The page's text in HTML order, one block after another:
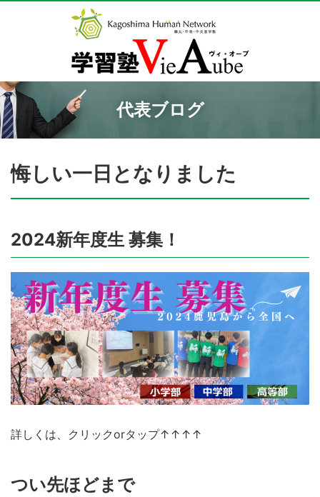
代表ブログ
悔しい一日となりました
2024新年度生 募集！
詳しくは、クリックorタップ↑↑↑↑
つい先ほどまで